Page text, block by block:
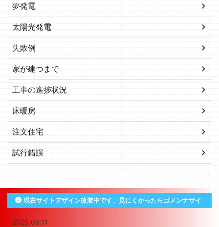
夢発電
太陽光発電
失敗例
家が建つまで
工事の進捗状況
床暖房
注文住宅
試行錯誤
現在サイトデザイン改装中です、見にくかったらゴメンナサイ
2025.09.11